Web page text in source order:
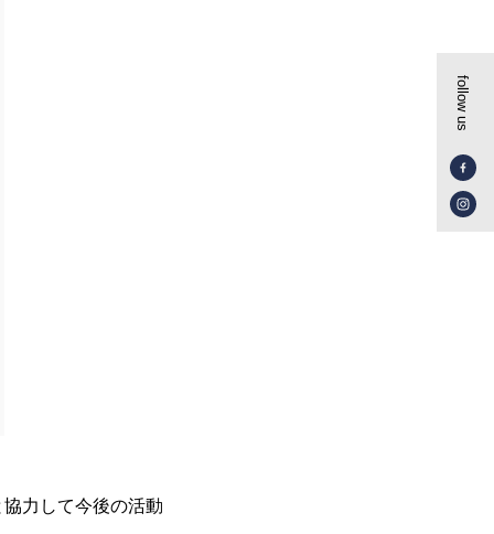
follow us
力して今後の活動